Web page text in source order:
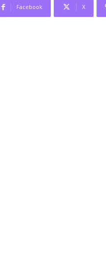
Facebook X